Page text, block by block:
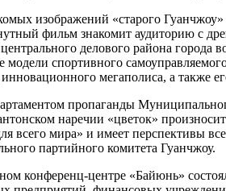
изображений «старого
фильм знакомит аудиторию с
делового района
модели спортивного
мегаполиса, а также
пропаганды
наречии «цветок»
всего мира» и имеет перспективы
партийного комитета Гуанчжоу.
конференц-центре «Байюнь»